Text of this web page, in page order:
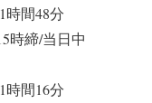
間48分
時締/当日中
間16分